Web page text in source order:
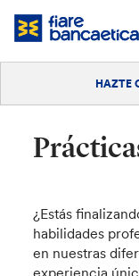
Saltar
Hazte cliente
HAZTE
¿Estás
habilidades
en nuestras
experiencia